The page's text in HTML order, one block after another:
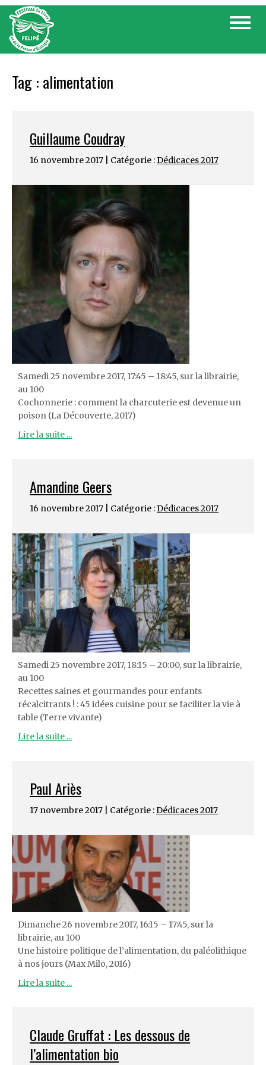
Skip
content
Toggle
Tag : alimentation
Guillaume Coudray
16 novembre 2017 | Catégorie :Dédicaces 2017
Samedi 25 novembre 2017, 17:45 – 18:45, sur la librairie,
au 100
Cochonnerie : comment la charcuterie est devenue un
poison (La Découverte, 2017)
Lire la suite ...
Amandine Geers
16 novembre 2017 | Catégorie :Dédicaces 2017
Samedi 25 novembre 2017, 18:15 – 20:00, sur la librairie,
au 100
Recettes saines et gourmandes pour enfants
récalcitrants ! : 45 idées cuisine pour se faciliter la vie à
table (Terre vivante)
Lire la suite ...
Paul Ariès
17 novembre 2017 | Catégorie :Dédicaces 2017
Dimanche 26 novembre 2017, 16:15 – 17:45, sur la
librairie, au 100
Une histoire politique de l’alimentation, du paléolithique
à nos jours (Max Milo, 2016)
Lire la suite ...
Claude Gruffat : Les dessous de
l’alimentation bio